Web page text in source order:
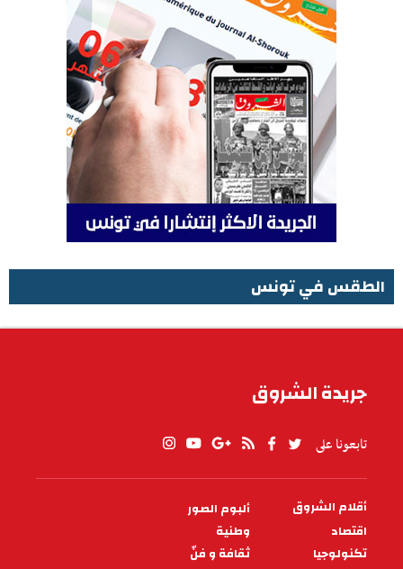
الطقس في تونس
جريدة الشروق
تابعونا على
PIED
DE
PAGE
أقلام الشروق
ألبوم الصور
اقتصاد
وطنية
تكنولوجيا
ثقافة و فنّ